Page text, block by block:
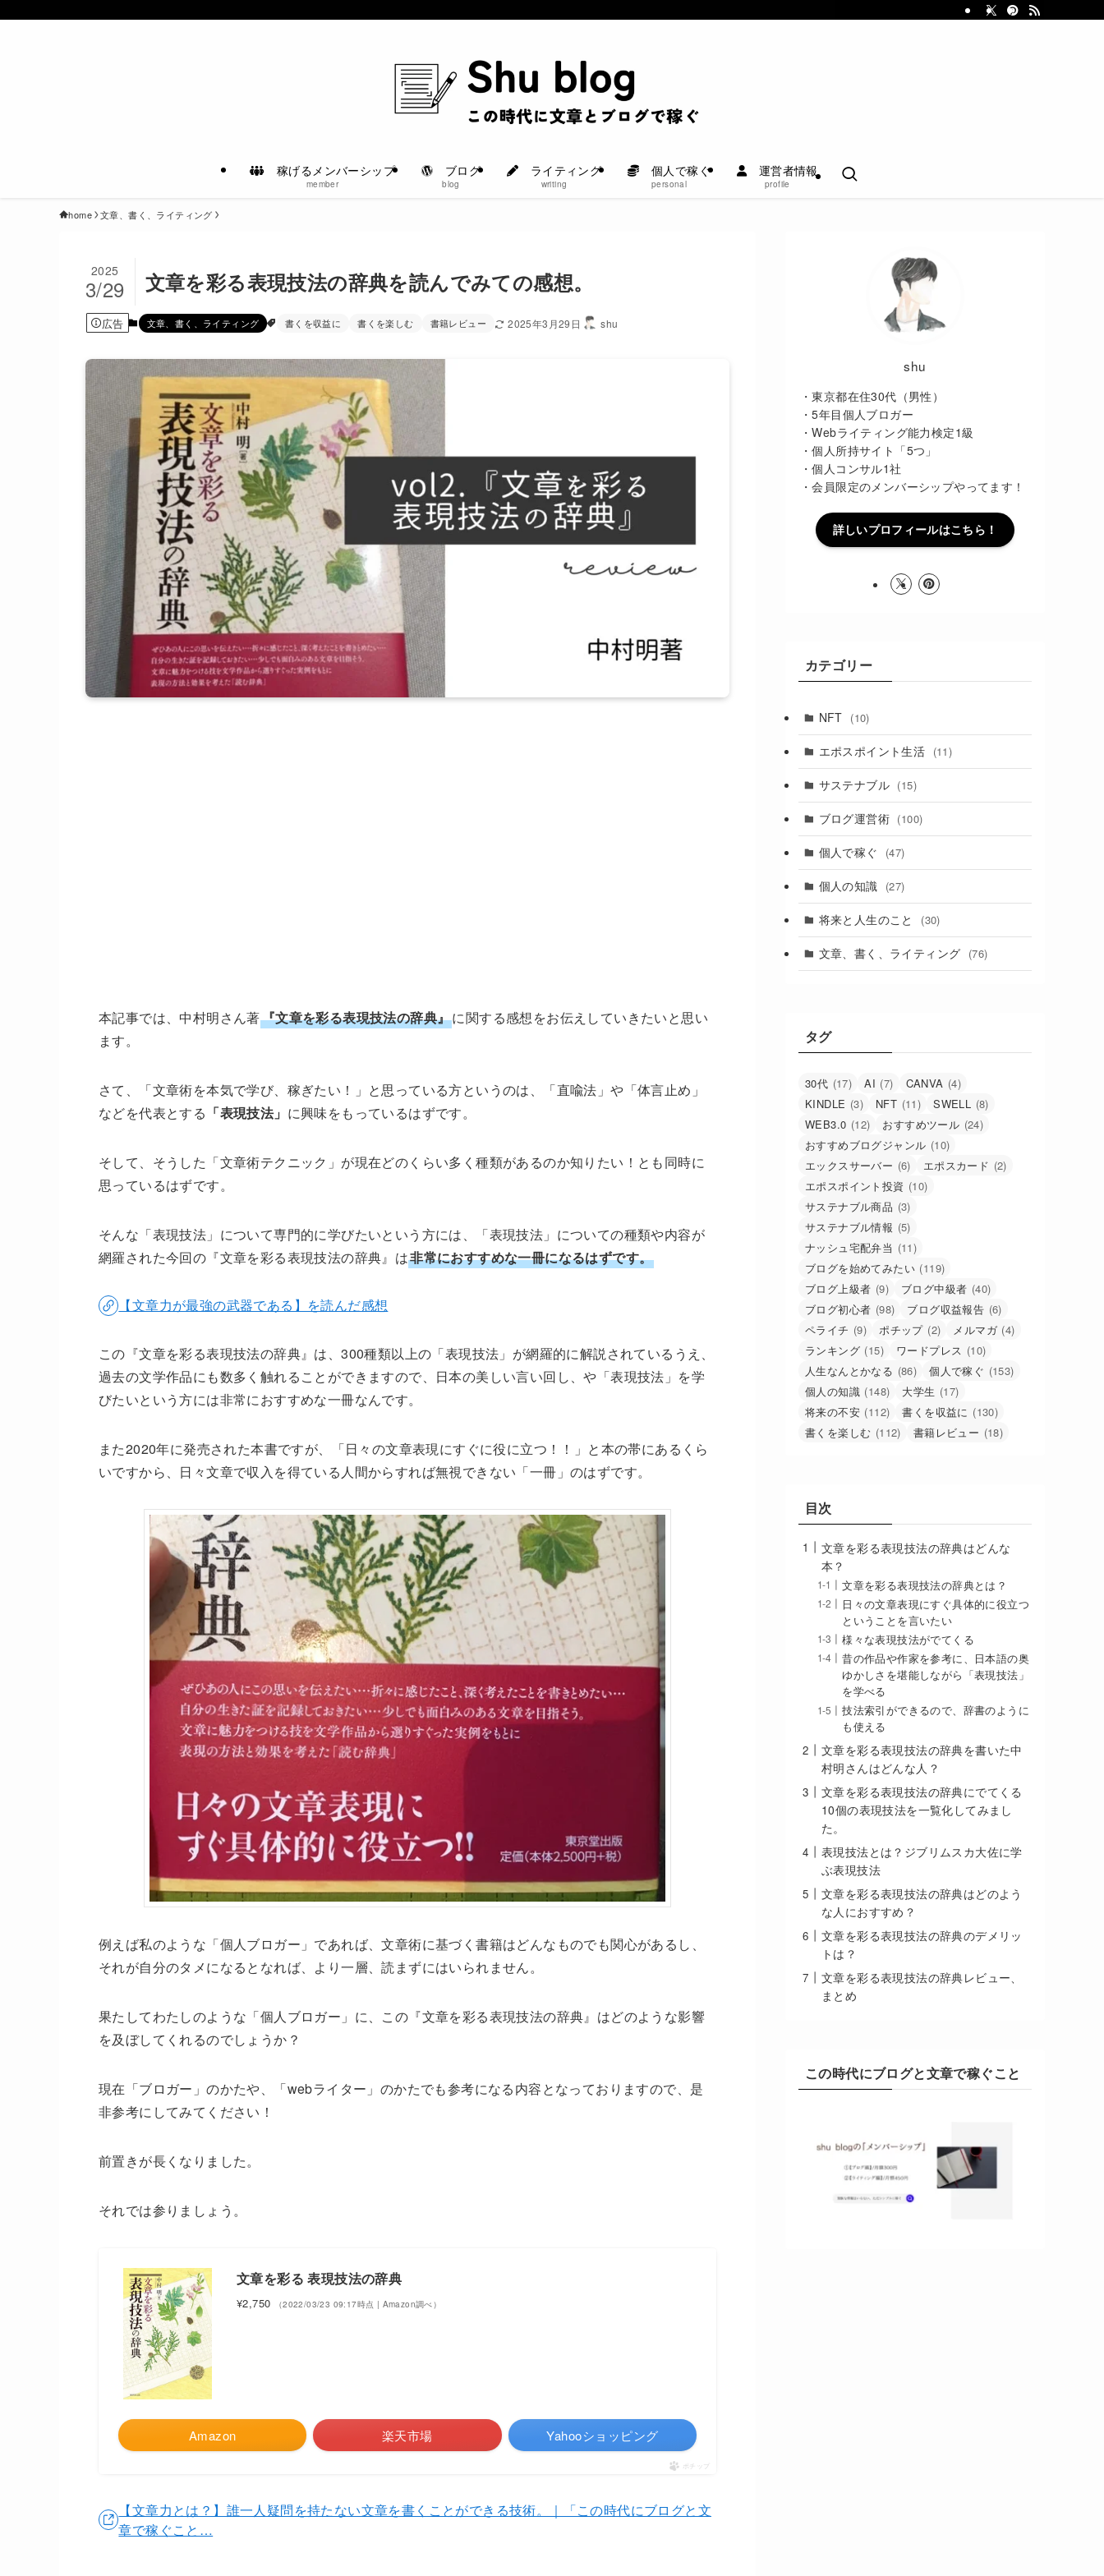
稼げるメンバーシップ
member
ブログ
blog
ライティング
writing
個人で稼ぐ
personal
運営者情報
profile
home 文章、書く、ライティング
文章を彩る表現技法の辞典を読んでみての感想。
2025
3/29
広告 文章、書く、ライティング 書くを収益に 書くを楽しむ 書籍レビュー 2025年3月29日 shu
本記事では、中村明さん著『文章を彩る表現技法の辞典』に関する感想をお伝えしていきたいと思い
ます。
さて、「文章術を本気で学び、稼ぎたい！」と思っている方というのは、「直喩法」や「体言止め」
などを代表とする 「表現技法」 に興味をもっているはずです。
そして、そうした「文章術テクニック」が現在どのくらい多く種類があるのか知りたい！とも同時に
思っているはずです。
そんな「表現技法」について専門的に学びたいという方には、「表現技法」についての種類や内容が
網羅された今回の『文章を彩る表現技法の辞典』は非常におすすめな一冊になるはずです。
【文章力が最強の武器である】を読んだ感想
この『文章を彩る表現技法の辞典』は、300種類以上の「表現技法」が網羅的に解説されているうえ、
過去の文学作品にも数多く触れることができますので、日本の美しい言い回し、や「表現技法」を学
びたいという方には非常におすすめな一冊なんです。
また2020年に発売された本書ですが、「日々の文章表現にすぐに役に立つ！！」と本の帯にあるくら
いですから、日々文章で収入を得ている人間からすれば無視できない「一冊」のはずです。
例えば私のような「個人ブロガー」であれば、文章術に基づく書籍はどんなものでも関心があるし、
それが自分のタメになるとなれば、より一層、読まずにはいられません。
果たしてわたしのような「個人ブロガー」に、この『文章を彩る表現技法の辞典』はどのような影響
を及ぼしてくれるのでしょうか？
現在「ブロガー」のかたや、「webライター」のかたでも参考になる内容となっておりますので、是
非参考にしてみてください！
前置きが長くなりました。
それでは参りましょう。
文章を彩る 表現技法の辞典
¥2,750 （2022/03/23 09:17時点 | Amazon調べ）
Amazon 楽天市場 Yahooショッピング
ポチップ
【文章力とは？】誰一人疑問を持たない文章を書くことができる技術。｜「この時代にブログと文
章で稼ぐこと…
shu
・東京都在住30代（男性）
・5年目個人ブロガー
・Webライティング能力検定1級
・個人所持サイト「5つ」
・個人コンサル1社
・会員限定のメンバーシップやってます！
詳しいプロフィールはこちら！
カテゴリー
NFT (10)
エポスポイント生活 (11)
サステナブル (15)
ブログ運営術 (100)
個人で稼ぐ (47)
個人の知識 (27)
将来と人生のこと (30)
文章、書く、ライティング (76)
タグ
30代 (17) AI (7) CANVA (4)
KINDLE (3) NFT (11) SWELL (8)
WEB3.0 (12) おすすめツール (24)
おすすめブログジャンル (10)
エックスサーバー (6) エポスカード (2)
エポスポイント投資 (10)
サステナブル商品 (3)
サステナブル情報 (5)
ナッシュ宅配弁当 (11)
ブログを始めてみたい (119)
ブログ上級者 (9) ブログ中級者 (40)
ブログ初心者 (98) ブログ収益報告 (6)
ペライチ (9) ポチップ (2) メルマガ (4)
ランキング (15) ワードプレス (10)
人生なんとかなる (86) 個人で稼ぐ (153)
個人の知識 (148) 大学生 (17)
将来の不安 (112) 書くを収益に (130)
書くを楽しむ (112) 書籍レビュー (18)
目次
文章を彩る表現技法の辞典はどんな
本？
文章を彩る表現技法の辞典とは？
日々の文章表現にすぐ具体的に役立つ
ということを言いたい
様々な表現技法がでてくる
昔の作品や作家を参考に、日本語の奥
ゆかしさを堪能しながら「表現技法」
を学べる
技法索引ができるので、辞書のように
も使える
文章を彩る表現技法の辞典を書いた中
村明さんはどんな人？
文章を彩る表現技法の辞典にでてくる
10個の表現技法を一覧化してみまし
た。
表現技法とは？ジブリムスカ大佐に学
ぶ表現技法
文章を彩る表現技法の辞典はどのよう
な人におすすめ？
文章を彩る表現技法の辞典のデメリッ
トは？
文章を彩る表現技法の辞典レビュー、
まとめ
この時代にブログと文章で稼ぐこと